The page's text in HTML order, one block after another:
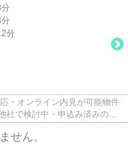
分
分
分
・オンライン内見が可能物件
社で検討中・申込み済みのお
せん。